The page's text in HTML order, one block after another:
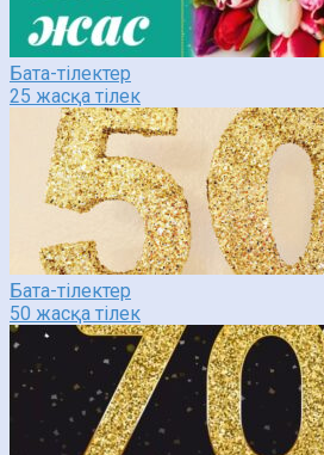
Бата-тілектер
25 жасқа тілек
Бата-тілектер
50 жасқа тілек